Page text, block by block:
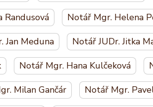
Randusová Notář Mgr. Helena
Jan Meduna Notář JUDr. Jitka
Notář Mgr. Hana Kulčeková
Milan Gančár Notář Mgr.